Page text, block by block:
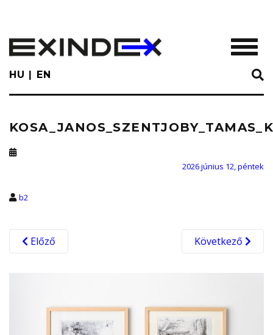
main
content
HU EN
2026 június 12, péntek
b2
Előző Következő